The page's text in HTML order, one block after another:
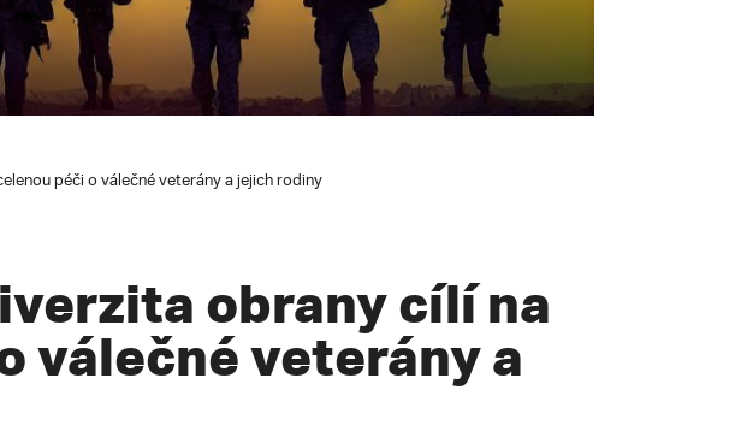
péči o válečné veterány a jejich rodiny
obrany cílí na
válečné veterány a